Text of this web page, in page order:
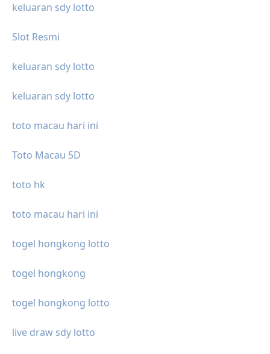
keluaran sdy lotto
Slot Resmi
keluaran sdy lotto
keluaran sdy lotto
toto macau hari ini
Toto Macau 5D
toto hk
toto macau hari ini
togel hongkong lotto
togel hongkong
togel hongkong lotto
live draw sdy lotto